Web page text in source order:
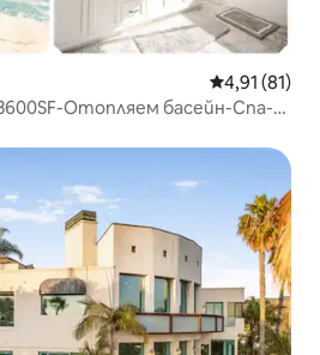
Средна
4,91 (81)
Отопляем басейн-Спа-